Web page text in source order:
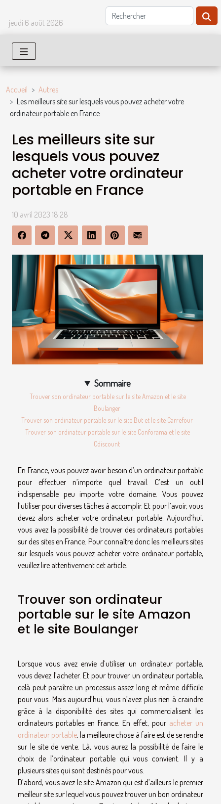
jeudi 6 août 2026
Accueil
Autres
Les meilleurs site sur lesquels vous pouvez acheter votre
ordinateur portable en France
Les meilleurs site sur
lesquels vous pouvez
acheter votre ordinateur
portable en France
10 avril 2023 18:28
Sommaire
Trouver son ordinateur portable sur le site Amazon et le site
Boulanger
Trouver son ordinateur portable sur le site But et le site Carrefour
Trouver son ordinateur portable sur le site Conforama et le site
Cdiscount
En France, vous pouvez avoir besoin d’un ordinateur portable
pour effectuer n’importe quel travail. C’est un outil
indispensable peu importe votre domaine. Vous pouvez
l’utiliser pour diverses tâches à accomplir. Et pour l’avoir, vous
devez alors acheter votre ordinateur portable. Aujourd’hui,
vous avez la possibilité de trouver des ordinateurs portables
sur des sites en France. Pour connaître donc les meilleurs sites
sur lesquels vous pouvez acheter votre ordinateur portable,
veuillez lire attentivement cet article.
Trouver son ordinateur
portable sur le site Amazon
et le site Boulanger
Lorsque vous avez envie d’utiliser un ordinateur portable,
vous devez l’acheter. Et pour trouver un ordinateur portable,
celà peut paraître un processus assez long et même difficile
pour vous. Mais aujourd’hui, vous n’avez plus rien à craindre
grâce à la disponibilité des sites qui commercialisent les
ordinateurs portables en France. En effet, pour acheter un
ordinateur portable, la meilleure chose à faire est de se rendre
sur le site de vente. Là, vous aurez la possibilité de faire le
choix de l’ordinateur portable qui vous convient. Il y a
plusieurs sites qui sont destinés pour vous.
D’abord, vous avez le site Amazon qui est d’ailleurs le premier
meilleur site sur lequel vous pouvez trouver un bon ordinateur